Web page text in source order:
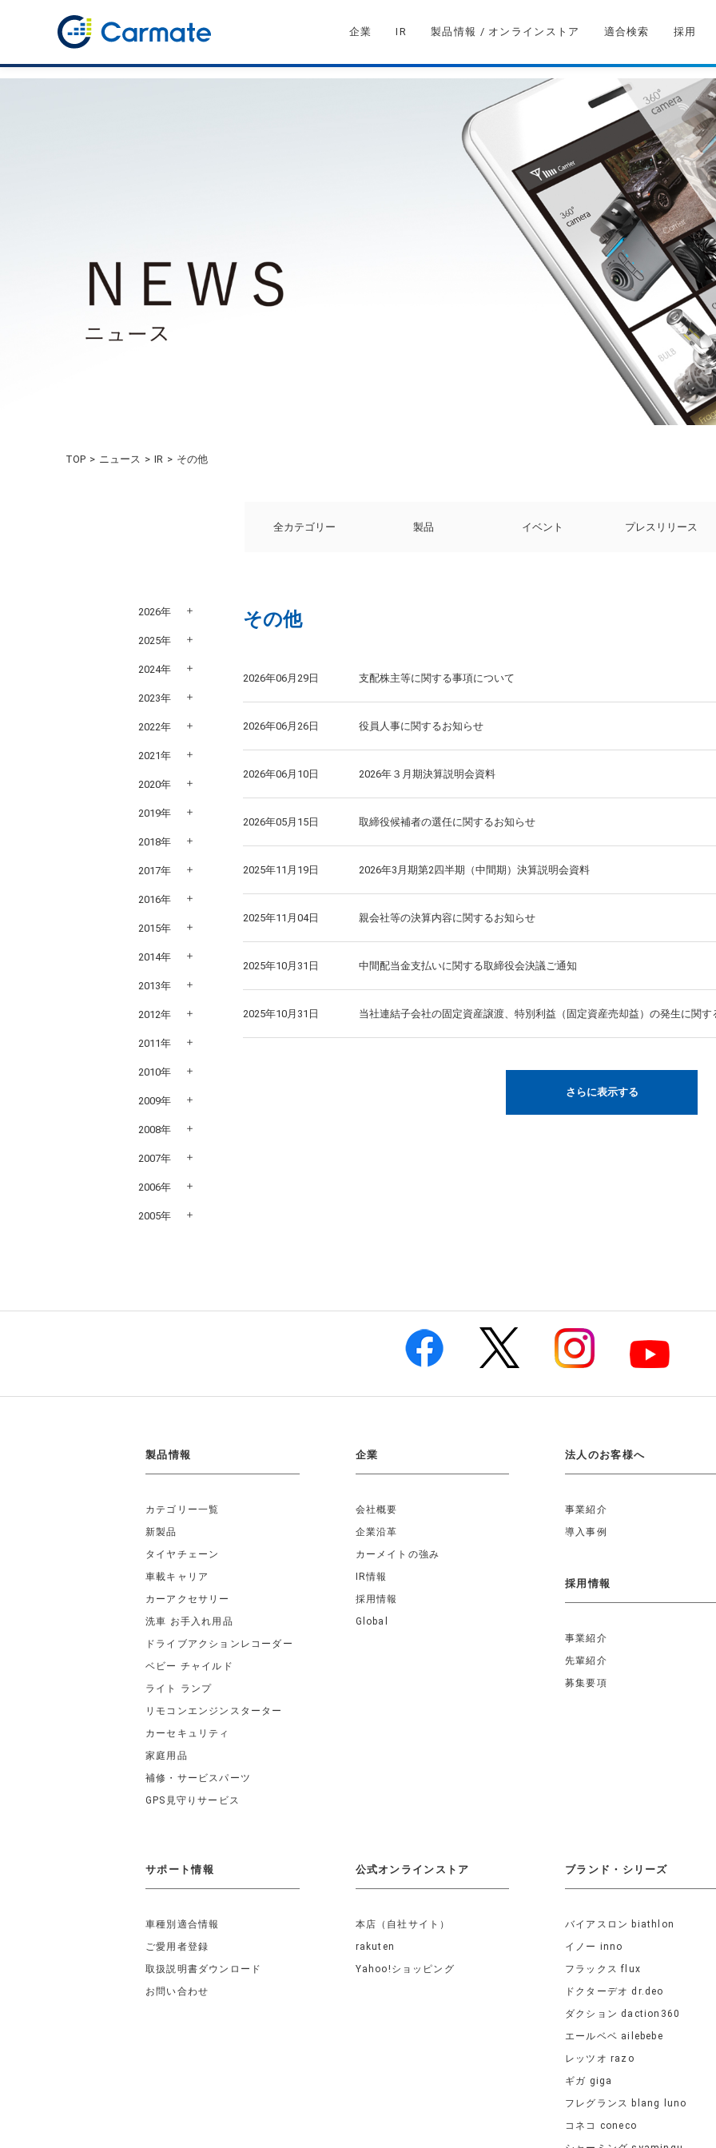
企業 IR 製品情報 / オンラインストア 適合検索 採用
TOP ニュース IR その他
全カテゴリー 製品 イベント プレスリリース
その他
2026年06月29日 支配株主等に関する事項について
2026年06月26日 役員人事に関するお知らせ
2026年06月10日 2026年３月期決算説明会資料
2026年05月15日 取締役候補者の選任に関するお知らせ
2025年11月19日 2026年3月期第2四半期（中間期）決算説明会資料
2025年11月04日 親会社等の決算内容に関するお知らせ
2025年10月31日 中間配当金支払いに関する取締役会決議ご通知
2025年10月31日 当社連結子会社の固定資産譲渡、特別利益（固定資産売却益）の発生に関す
さらに表示する
2026年
2025年
2024年
2023年
2022年
2021年
2020年
2019年
2018年
2017年
2016年
2015年
2014年
2013年
2012年
2011年
2010年
2009年
2008年
2007年
2006年
2005年
製品情報
カテゴリー一覧
新製品
タイヤチェーン
車載キャリア
カーアクセサリー
洗車 お手入れ用品
ドライブアクションレコーダー
ベビー チャイルド
ライト ランプ
リモコンエンジンスターター
カーセキュリティ
家庭用品
補修・サービスパーツ
GPS見守りサービス
企業
会社概要
企業沿革
カーメイトの強み
IR情報
採用情報
Global
法人のお客様へ
事業紹介
導入事例
採用情報
事業紹介
先輩紹介
募集要項
サポート情報
車種別適合情報
ご愛用者登録
取扱説明書ダウンロード
お問い合わせ
公式オンラインストア
本店（自社サイト）
rakuten
Yahoo!ショッピング
ブランド・シリーズ
バイアスロン biathlon
イノー inno
フラックス flux
ドクターデオ dr.deo
ダクション daction360
エールベベ ailebebe
レッツオ razo
ギガ giga
フレグランス blang luno
コネコ coneco